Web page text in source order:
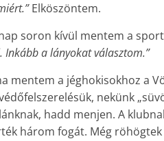
Elköszöntem.
soron kívül mentem a
Inkább a lányokat választom.”
mentem a jéghokisokhoz a
nekünk
hadd menjen. A
három fogát. Még